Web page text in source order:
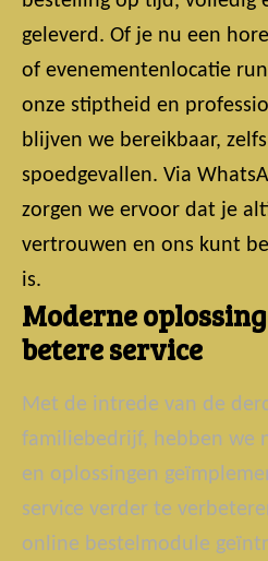
geleverd. Of je nu een
of evenementenlocatie
onze stiptheid en
blijven we bereikbaar,
spoedgevallen. Via
zorgen we ervoor dat je
vertrouwen en ons kunt
is.
Moderne
betere service
Met de intrede van de
familiebedrijf, hebben we
en oplossingen
service verder te
online bestelmodule